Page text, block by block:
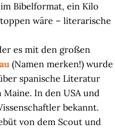
Bibelformat, ein Kilo
wäre – literarische
es mit den großen
(Namen merken!) wurde
spanische Literatur
In den USA und
bekannt.
von dem Scout und